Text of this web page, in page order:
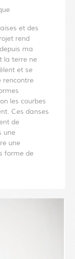
et des
rend
ma
la terre ne
et se
rencontre
les courbes
Ces danses
de
une
une
forme de